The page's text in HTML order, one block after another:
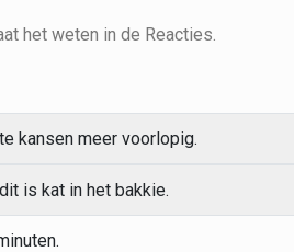
het weten in de Reacties.
kansen meer voorlopig.
is kat in het bakkie.